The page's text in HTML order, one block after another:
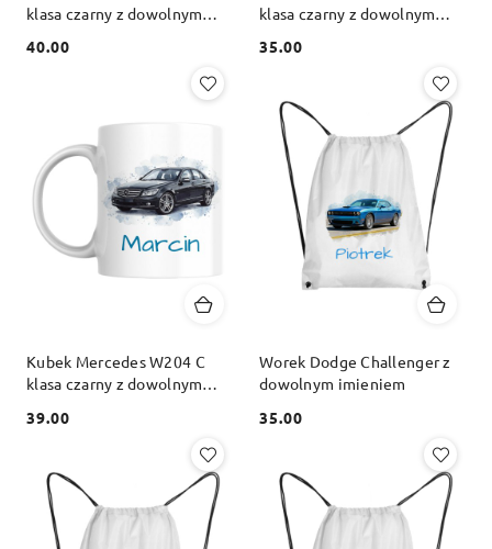
klasa czarny z dowolnym
Cena:
40.00
klasa czarny z dowolnym
Cena:
35.00
Kubek Mercedes W204 C
klasa czarny z dowolnym
Cena:
39.00
Worek Dodge Challenger z
dowolnym imieniem
Cena:
35.00